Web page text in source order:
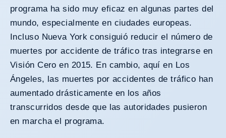
programa ha sido muy eficaz en algunas partes del
mundo, especialmente en ciudades europeas.
Incluso Nueva York consiguió reducir el número de
muertes por accidente de tráfico tras integrarse en
Visión Cero en 2015. En cambio, aquí en Los
Ángeles, las muertes por accidentes de tráfico han
aumentado drásticamente en los años
transcurridos desde que las autoridades pusieron
en marcha el programa.